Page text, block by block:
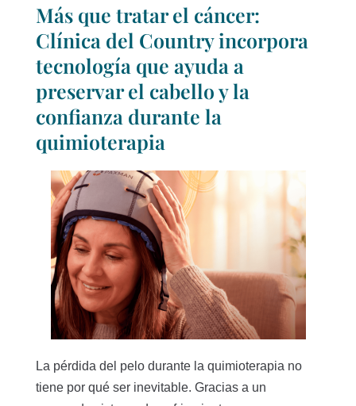
Más que tratar el cáncer:
Clínica del Country incorpora
tecnología que ayuda a
preservar el cabello y la
confianza durante la
quimioterapia
La pérdida del pelo durante la quimioterapia no
tiene por qué ser inevitable. Gracias a un